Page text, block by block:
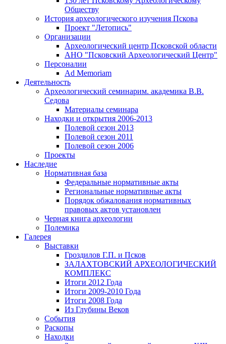
Обществу
История археологического изучения Пскова
Проект "Летопись"
Организации
Археологический центр Псковской области
АНО "Псковский Археологический Центр"
Персоналии
Ad Memoriam
Деятельность
Археологический семинарим. академика В.В.
Седова
Материалы семинара
Находки и открытия 2006-2013
Полевой сезон 2013
Полевой сезон 2011
Полевой сезон 2006
Проекты
Наследие
Нормативная база
Федеральные нормативные акты
Региональные нормативные акты
Порядок обжалования нормативных
правовых актов установлен
Черная книга археологии
Полемика
Галерея
Выставки
Гроздилов Г.П. и Псков
ЗАЛАХТОВСКИЙ АРХЕОЛОГИЧЕСКИЙ
КОМПЛЕКС
Итоги 2012 Года
Итоги 2009-2010 Года
Итоги 2008 Года
Из Глубины Веков
События
Раскопы
Находки